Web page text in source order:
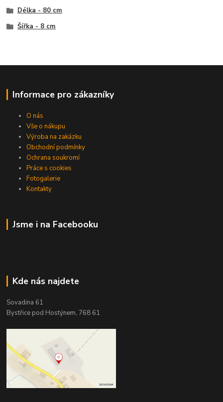
Délka - 80 cm
Šířka - 8 cm
Informace pro zákazníky
O nás
Vše o nákupu
Výroba na zakázku
Obchodní podmínky
Ochrana soukromí
Práce s cookies
Fotogalerie
Kontakty
Jsme i na Facebooku
Kde nás najdete
Sovadina 61
Bystřice pod Hostýnem, 768 61